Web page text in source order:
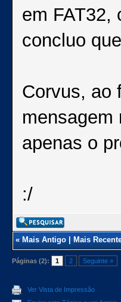
em FAT32,
concluo
Corvus, ao
mensagem
apenas o
:/
«Mais Antigo|Mais
Páginas (2): 1 2 Seguinte »
Ver Vista de Impressão